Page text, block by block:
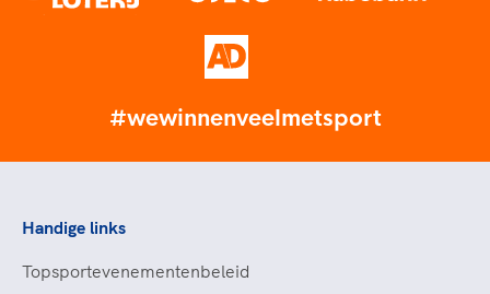
#wewinnenveelmetsport
Handige links
Topsportevenementenbeleid